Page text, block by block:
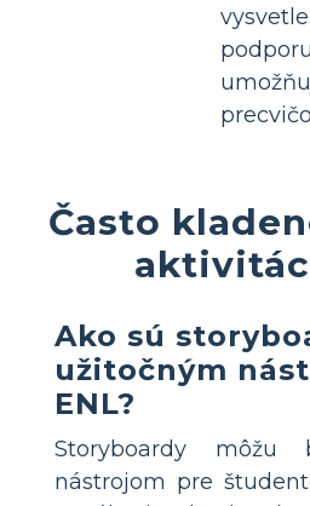
Často
Ako sú
užitočným
ENL?
Storyboardy môžu
nástrojom pre